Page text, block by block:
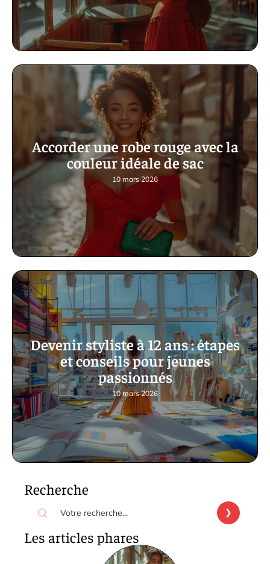
Accorder une robe rouge avec la
couleur idéale de sac
10 mars 2026
Devenir styliste à 12 ans : étapes
et conseils pour jeunes
passionnés
10 mars 2026
Recherche
Les articles phares